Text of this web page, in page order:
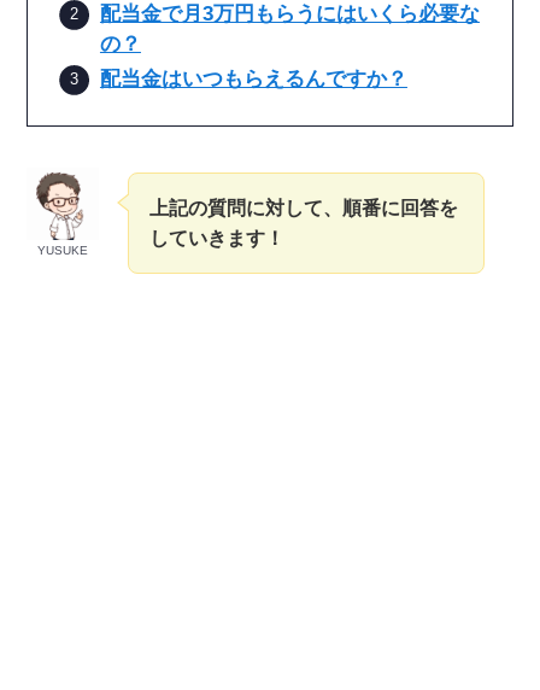
配当金で月3万円もらうにはいくら必要な
の？
配当金はいつもらえるんですか？
YUSUKE
上記の質問に対して、順番に回答を
していきます！